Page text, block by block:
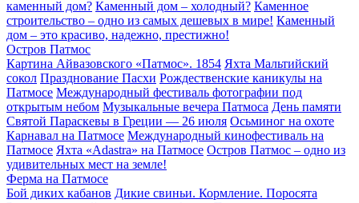
каменный дом? Каменный дом – холодный? Каменное
строительство – одно из самых дешевых в мире! Каменный
дом – это красиво, надежно, престижно!
Остров Патмос
Картина Айвазовского «Патмос». 1854 Яхта Мальтийский
сокол Празднование Пасхи Рождественские каникулы на
Патмосе Международный фестиваль фотографии под
открытым небом Музыкальные вечера Патмоса День памяти
Святой Параскевы в Греции — 26 июля Осьминог на охоте
Карнавал на Патмосе Международный кинофестиваль на
Патмосе Яхта «Adastra» на Патмосе Остров Патмос – одно из
удивительных мест на земле!
Ферма на Патмосе
Бой диких кабанов Дикие свиньи. Кормление. Поросята